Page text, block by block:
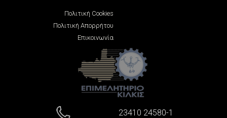
Πολιτική Cookies
Πολιτική Απορρήτου
Επικοινωνία
23410 24580-1